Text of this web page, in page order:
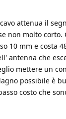
attenua il
non molto
10 mm e costa
antenna che
mettere un
possibile è
costo che